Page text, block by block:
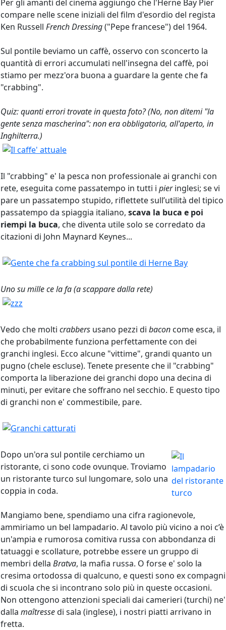
Per gli amanti del cinema aggiungo che l'Herne Bay Pier
compare nelle scene iniziali del film d'esordio del regista
Ken Russell French Dressing("Pepe francese") del 1964.
Sul pontile beviamo un caffè, osservo con sconcerto la
quantità di errori accumulati nell'insegna del caffè, poi
stiamo per mezz'ora buona a guardare la gente che fa
"crabbing".
Quiz: quanti errori trovate in questa foto? (No, non ditemi "la
gente senza mascherina": non era obbligatoria, all'aperto, in
Inghilterra.)
Il "crabbing" e' la pesca non professionale ai granchi con
rete, eseguita come passatempo in tutti i pieringlesi; se vi
pare un passatempo stupido, riflettete sull’utilità del tipico
passatempo da spiaggia italiano, scava la buca e poi
riempi la buca, che diventa utile solo se corredato da
citazioni di John Maynard Keynes...
Uno su mille ce la fa (a scappare dalla rete)
Vedo che molti crabbers usano pezzi di bacon come esca, il
che probabilmente funziona perfettamente con dei
granchi inglesi. Ecco alcune "vittime", grandi quanto un
pugno (chele escluse). Tenete presente che il "crabbing"
comporta la liberazione dei granchi dopo una decina di
minuti, per evitare che soffrano nel secchio. E questo tipo
di granchi non e' commestibile, pare.
Dopo un'ora sul pontile cerchiamo un
ristorante, ci sono code ovunque. Troviamo
un ristorante turco sul lungomare, solo una
coppia in coda.
Mangiamo bene, spendiamo una cifra ragionevole,
ammiriamo un bel lampadario. Al tavolo più vicino a noi c’è
un'ampia e rumorosa comitiva russa con abbondanza di
tatuaggi e scollature, potrebbe essere un gruppo di
membri della Bratva, la mafia russa. O forse e' solo la
cresima ortodossa di qualcuno, e questi sono ex compagni
di scuola che si incontrano solo più in queste occasioni.
Non ottengono attenzioni speciali dai camerieri (turchi) ne'
dalla maîtressedi sala (inglese), i nostri piatti arrivano in
fretta.